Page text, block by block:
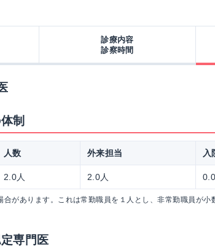
診療内容
診察時間
制
人数 外来担当 入
2.0人 2.0人
があります。これは常勤職員を１人とし、非常勤職員が小
専門医